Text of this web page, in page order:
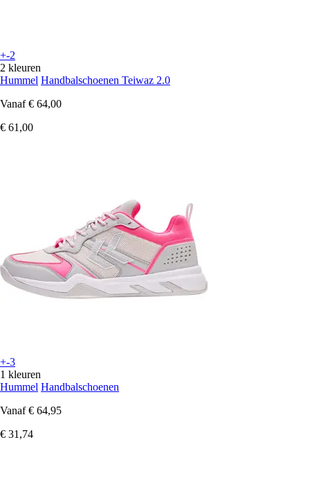
+-2
2 kleuren
Hummel Handbalschoenen Teiwaz 2.0
Vanaf € 64,00
€ 61,00
+-3
1 kleuren
Hummel Handbalschoenen
Vanaf € 64,95
€ 31,74